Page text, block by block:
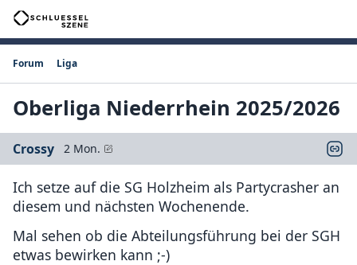
Forum Liga
Oberliga Niederrhein 2025/2026
Crossy 2 Mon.
Ich setze auf die SG Holzheim als Partycrasher an
diesem und nächsten Wochenende.
Mal sehen ob die Abteilungsführung bei der SGH
etwas bewirken kann ;-)